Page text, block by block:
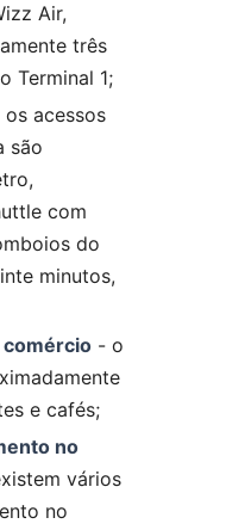
Air,
três
Terminal 1;
os acessos
são
com
do
minutos,
comércio - o
e cafés;
no
vários
no